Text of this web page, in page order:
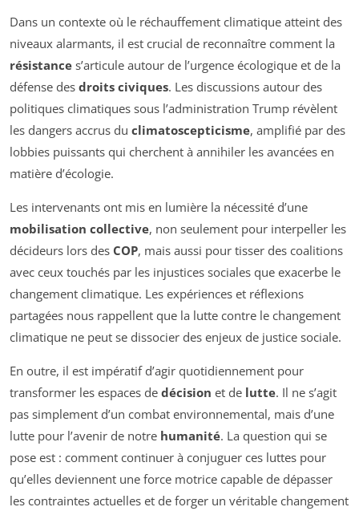
Dans un contexte où le réchauffement climatique atteint des
niveaux alarmants, il est crucial de reconnaître comment la
résistance s’articule autour de l’urgence écologique et de la
défense des droits civiques. Les discussions autour des
politiques climatiques sous l’administration Trump révèlent
les dangers accrus du climatoscepticisme, amplifié par des
lobbies puissants qui cherchent à annihiler les avancées en
matière d’écologie.
Les intervenants ont mis en lumière la nécessité d’une
mobilisation collective, non seulement pour interpeller les
décideurs lors des COP, mais aussi pour tisser des coalitions
avec ceux touchés par les injustices sociales que exacerbe le
changement climatique. Les expériences et réflexions
partagées nous rappellent que la lutte contre le changement
climatique ne peut se dissocier des enjeux de justice sociale.
En outre, il est impératif d’agir quotidiennement pour
transformer les espaces de décision et de lutte. Il ne s’agit
pas simplement d’un combat environnemental, mais d’une
lutte pour l’avenir de notre humanité. La question qui se
pose est : comment continuer à conjuguer ces luttes pour
qu’elles deviennent une force motrice capable de dépasser
les contraintes actuelles et de forger un véritable changement